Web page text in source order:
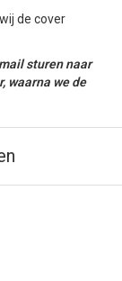
de cover
sturen naar
waarna we de